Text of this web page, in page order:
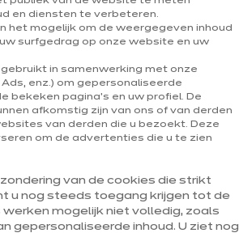
Zaterdag
Zondag
en diensten te verbeteren.
het mogelijk om de weergegeven inhoud
surfgedrag op onze website en uw
in samenwerking met onze
enz.) om gepersonaliseerde
bekeken pagina's en uw profiel. De
afkomstig zijn van ons of van derden
van derden die u bezoekt. Deze
om de advertenties die u te zien
van de cookies die strikt
u nog steeds toegang krijgen tot de
mogelijk niet volledig, zoals
gepersonaliseerde inhoud. U ziet nog